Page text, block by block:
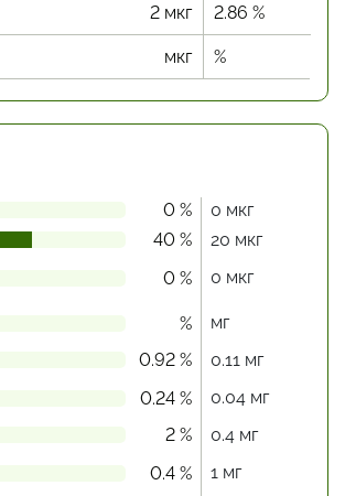
2 мкг 2.86 %
мкг %
0 %
0 мкг
40 %
20 мкг
0 %
0 мкг
%
мг
0.92 %
0.11 мг
0.24 %
0.04 мг
2 %
0.4 мг
0.4 %
1 мг